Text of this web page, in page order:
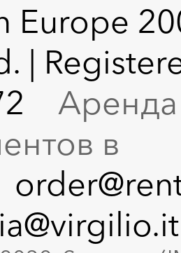
Europe
|
Аренда
в